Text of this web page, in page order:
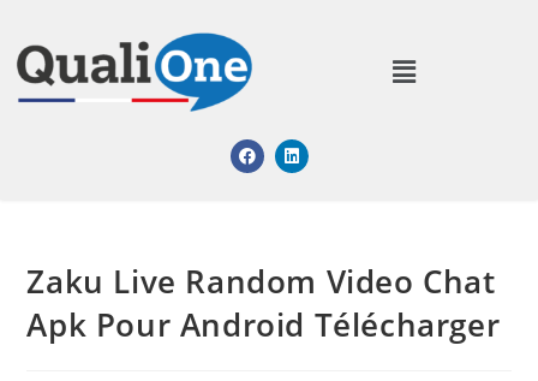
Zaku Live Random Video Chat
Apk Pour Android Télécharger